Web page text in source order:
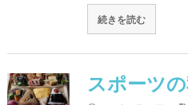
続きを読む
スポーツ